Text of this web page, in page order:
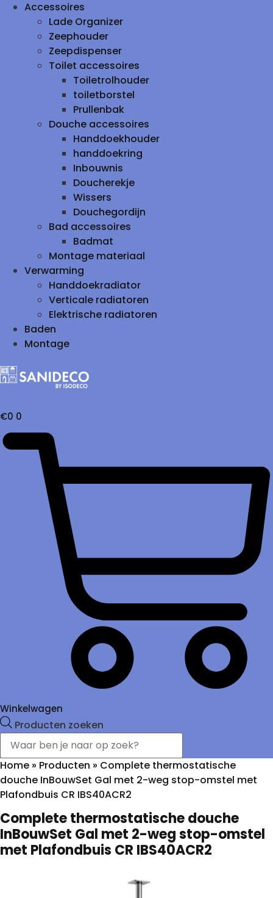
Accessoires
Lade Organizer
Zeephouder
Zeepdispenser
Toilet accessoires
Toiletrolhouder
toiletborstel
Prullenbak
Douche accessoires
Handdoekhouder
handdoekring
Inbouwnis
Doucherekje
Wissers
Douchegordijn
Bad accessoires
Badmat
Montage materiaal
Verwarming
Handdoekradiator
Verticale radiatoren
Elektrische radiatoren
Baden
Montage
€0 0
Winkelwagen
Producten zoeken
Home » Producten » Complete thermostatische
douche InBouwSet Gal met 2-weg stop-omstel met
Plafondbuis CR IBS40ACR2
Complete thermostatische douche
InBouwSet Gal met 2-weg stop-omstel
met Plafondbuis CR IBS40ACR2